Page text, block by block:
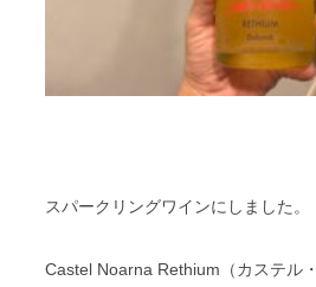
スパークリングワインにしました。
Castel Noarna Rethium（カステル